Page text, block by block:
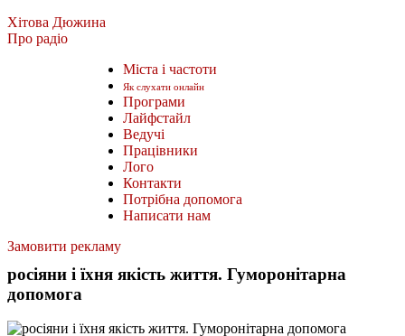
Хітова Дюжина
Про радіо
Міста і частоти
Як слухати онлайн
Програми
Лайфстайл
Ведучі
Працівники
Лого
Контакти
Потрібна допомога
Написати нам
Замовити рекламу
росіяни і їхня якість життя. Гуморонітарна
допомога